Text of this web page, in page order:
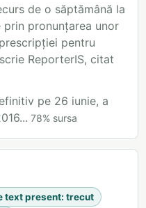
de o săptămână la
prin pronunțarea unor
pentru
ReporterIS, citat
pe 26 iunie, a
78% sursa
text present: trecut